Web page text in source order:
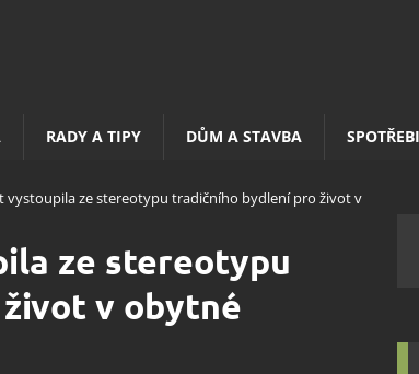
RADY A TIPY DŮM A STAVBA
vystoupila ze stereotypu tradičního bydlení pro život v
ze stereotypu
v obytné